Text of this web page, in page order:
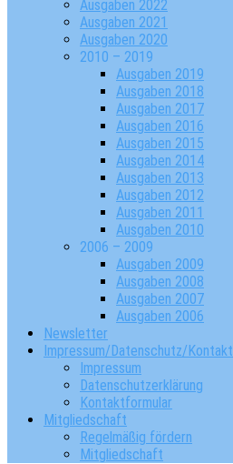
Ausgaben 2022
Ausgaben 2021
Ausgaben 2020
2010 – 2019
Ausgaben 2019
Ausgaben 2018
Ausgaben 2017
Ausgaben 2016
Ausgaben 2015
Ausgaben 2014
Ausgaben 2013
Ausgaben 2012
Ausgaben 2011
Ausgaben 2010
2006 – 2009
Ausgaben 2009
Ausgaben 2008
Ausgaben 2007
Ausgaben 2006
Newsletter
Impressum/Datenschutz/Kontakt
Impressum
Datenschutzerklärung
Kontaktformular
Mitgliedschaft
Regelmäßig fördern
Mitgliedschaft